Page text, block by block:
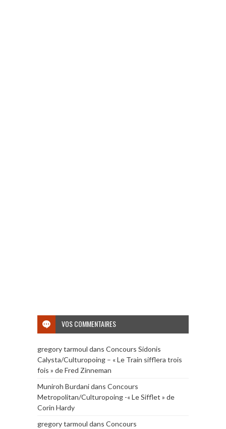
VOS COMMENTAIRES
gregory tarmoul dans Concours Sidonis
Calysta/Culturopoing – « Le Train sifflera trois
fois » de Fred Zinneman
Muniroh Burdanidans Concours
Metropolitan/Culturopoing -« Le Sifflet » de
Corin Hardy
gregory tarmoul dans Concours